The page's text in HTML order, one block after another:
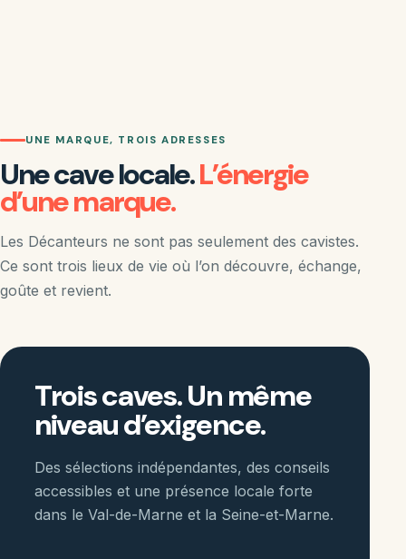
UNE MARQUE, TROIS ADRESSES
Une cave locale.L’énergie
d’une marque.
Les Décanteurs ne sont pas seulement des cavistes.
Ce sont trois lieux de vie où l’on découvre, échange,
goûte et revient.
Trois caves. Un même
niveau d’exigence.
Des sélections indépendantes, des conseils
accessibles et une présence locale forte
dans le Val-de-Marne et la Seine-et-Marne.